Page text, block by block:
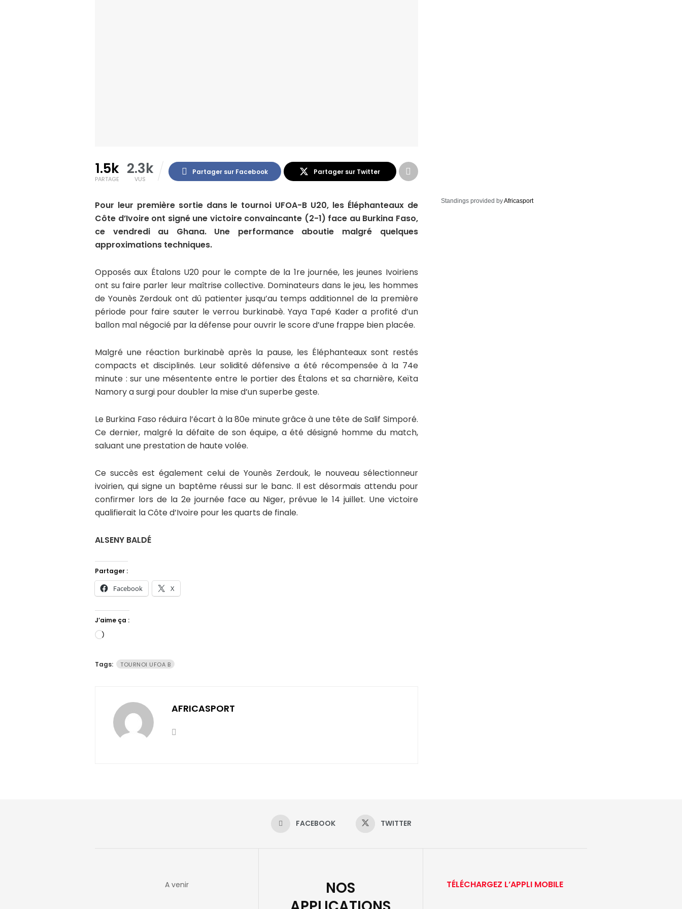
1.5k
PARTAGE
2.3k
VUS
Partager sur Facebook Partager sur Twitter
Pour leur première sortie dans le tournoi UFOA-B U20, les Éléphanteaux de
Côte d’Ivoire ont signé une victoire convaincante (2-1) face au Burkina Faso,
ce vendredi au Ghana. Une performance aboutie malgré quelques
approximations techniques.
Opposés aux Étalons U20 pour le compte de la 1re journée, les jeunes Ivoiriens
ont su faire parler leur maîtrise collective. Dominateurs dans le jeu, les hommes
de Younès Zerdouk ont dû patienter jusqu’au temps additionnel de la première
période pour faire sauter le verrou burkinabè. Yaya Tapé Kader a profité d’un
ballon mal négocié par la défense pour ouvrir le score d’une frappe bien placée.
Malgré une réaction burkinabè après la pause, les Éléphanteaux sont restés
compacts et disciplinés. Leur solidité défensive a été récompensée à la 74e
minute : sur une mésentente entre le portier des Étalons et sa charnière, Keïta
Namory a surgi pour doubler la mise d’un superbe geste.
Le Burkina Faso réduira l’écart à la 80e minute grâce à une tête de Salif Simporé.
Ce dernier, malgré la défaite de son équipe, a été désigné homme du match,
saluant une prestation de haute volée.
Ce succès est également celui de Younès Zerdouk, le nouveau sélectionneur
ivoirien, qui signe un baptême réussi sur le banc. Il est désormais attendu pour
confirmer lors de la 2e journée face au Niger, prévue le 14 juillet. Une victoire
qualifierait la Côte d’Ivoire pour les quarts de finale.
ALSENY BALDÉ
Partager :
Facebook X
J’aime ça :
Chargement…
Tags: TOURNOI UFOA B
AFRICASPORT
Standings provided byAfricasport
FACEBOOK TWITTER
A venir
NOS
TÉLÉCHARGEZ L’APPLI MOBILE